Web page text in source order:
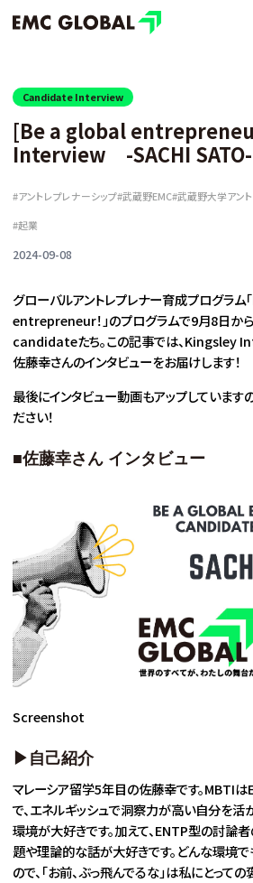
Candidate Interview
[Be a global
Interview -SACHI SATO-
#アントレプレナーシップ#武蔵野EMC#武蔵野大学アン
#起業
2024-09-08
グローバルアントレプレナー育成プログラ
entrepreneur！」のプログラムで9月8日か
candidateたち。この記事では、
佐藤幸さんのインタビューをお届けします！
最後にインタビュー動画もアップしています
ださい！
■佐藤幸さん インタビュー
Screenshot
▶自己紹介
マレーシア留学5年目の佐藤幸です。MBTI
で、エネルギッシュで洞察力が高い自分を活
環境が大好きです。加えて、ENTP型の討論
題や理論的な話が大好きです。どんな環境
ので、「お前、ぶっ飛んでるな」は私にとっての